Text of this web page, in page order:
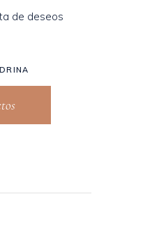
de deseos